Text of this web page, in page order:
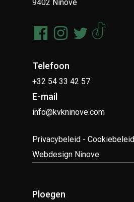
9402 Ninove
Telefoon
+32 54 33 42 57
E-mail
info@kvkninove.com
Privacybeleid -Cookiebeleid
Webdesign Ninove
Ploegen